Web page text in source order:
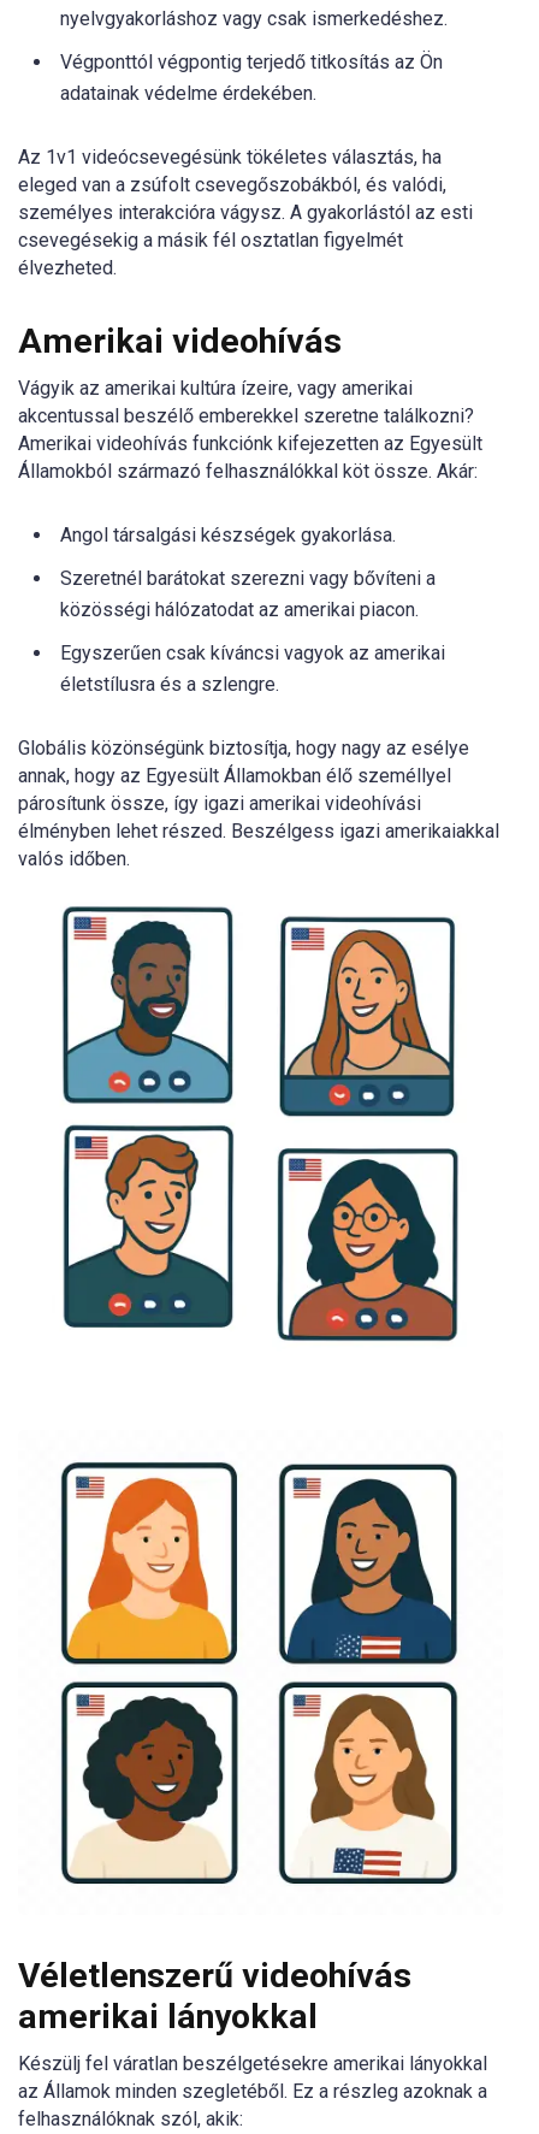
nyelvgyakorláshoz vagy csak ismerkedéshez.
Végponttól végpontig terjedő titkosítás az Ön
adatainak védelme érdekében.
Az 1v1 videócsevegésünk tökéletes választás, ha
eleged van a zsúfolt csevegőszobákból, és valódi,
személyes interakcióra vágysz. A gyakorlástól az esti
csevegésekig a másik fél osztatlan figyelmét
élvezheted.
Amerikai videohívás
Vágyik az amerikai kultúra ízeire, vagy amerikai
akcentussal beszélő emberekkel szeretne találkozni?
Amerikai videohívás funkciónk kifejezetten az Egyesült
Államokból származó felhasználókkal köt össze. Akár:
Angol társalgási készségek gyakorlása.
Szeretnél barátokat szerezni vagy bővíteni a
közösségi hálózatodat az amerikai piacon.
Egyszerűen csak kíváncsi vagyok az amerikai
életstílusra és a szlengre.
Globális közönségünk biztosítja, hogy nagy az esélye
annak, hogy az Egyesült Államokban élő személlyel
párosítunk össze, így igazi amerikai videohívási
élményben lehet részed. Beszélgess igazi amerikaiakkal
valós időben.
Véletlenszerű videohívás
amerikai lányokkal
Készülj fel váratlan beszélgetésekre amerikai lányokkal
az Államok minden szegletéből. Ez a részleg azoknak a
felhasználóknak szól, akik: